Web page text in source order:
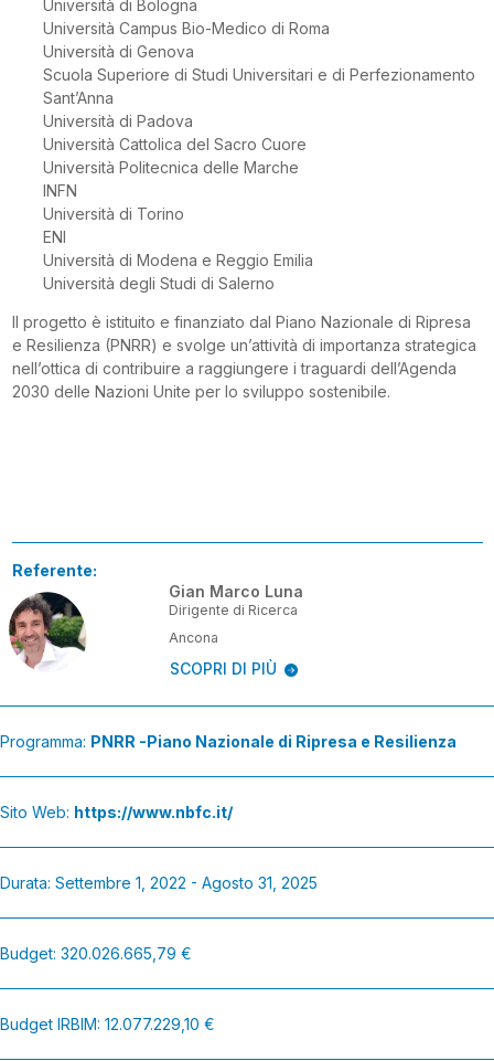
Università di Bologna
Università Campus Bio-Medico di Roma
Università di Genova
Scuola Superiore di Studi Universitari e di Perfezionamento
Sant’Anna
Università di Padova
Università Cattolica del Sacro Cuore
Università Politecnica delle Marche
INFN
Università di Torino
ENI
Università di Modena e Reggio Emilia
Università degli Studi di Salerno
Il progetto è istituito e finanziato dal Piano Nazionale di Ripresa
e Resilienza (PNRR) e svolge un’attività di importanza strategica
nell’ottica di contribuire a raggiungere i traguardi dell’Agenda
2030 delle Nazioni Unite per lo sviluppo sostenibile.
Referente:
Gian Marco Luna
Dirigente di Ricerca
Ancona
SCOPRI DI PIÙ
Programma: PNRR -Piano Nazionale di Ripresa e Resilienza
Sito Web: https://www.nbfc.it/
Durata: Settembre 1, 2022 - Agosto 31, 2025
Budget: 320.026.665,79 €
Budget IRBIM: 12.077.229,10 €